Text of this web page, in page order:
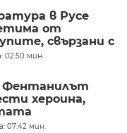
в Русе
от
свързани с
за
02:50 мин.
Фентанилът
хероина,
у
07:42 мин.